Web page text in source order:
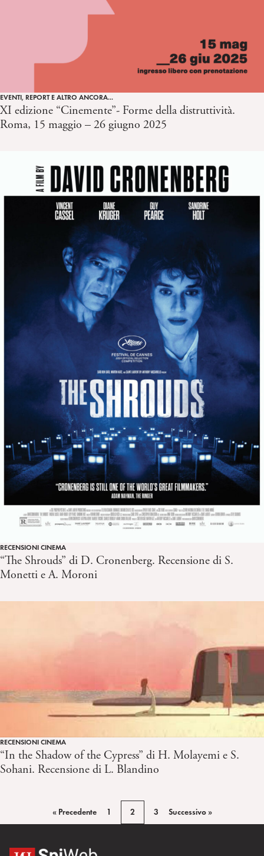
EVENTI, REPORT E ALTRO ANCORA...
XI edizione “Cinemente”- Forme della distruttività.
Roma, 15 maggio – 26 giugno 2025
RECENSIONI CINEMA
“The Shrouds” di D. Cronenberg. Recensione di S.
Monetti e A. Moroni
RECENSIONI CINEMA
“In the Shadow of the Cypress” di H. Molayemi e S.
Sohani. Recensione di L. Blandino
« Precedente 1 2 3 Successivo »